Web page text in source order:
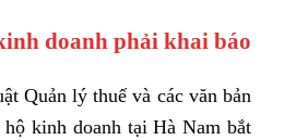
doanh phải khai báo
Quản lý thuế và các văn bản
kinh doanh tại Hà Nam bắt